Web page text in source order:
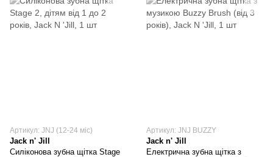
Артикул: JNJ (12-24 міс)
Jack n' Jill
Силіконова зубна щітка Stage
Артикул: JNJ BUZZY
Jack n' Jill
Електрична зубна щітка з